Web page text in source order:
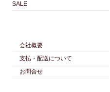
SALE
会社概要
支払・配送について
お問合せ